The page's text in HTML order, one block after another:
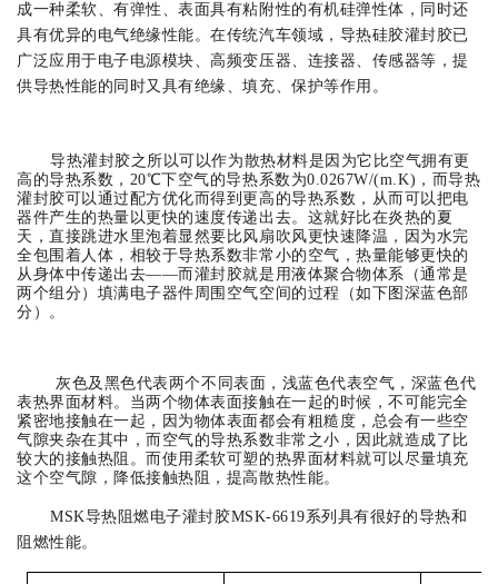
成一种柔软、有弹性、表面具有粘附性的有机硅弹性体，同时还
具有优异的电气绝缘性能。在传统汽车领域，导热硅胶灌封胶已
广泛应用于电子电源模块、高频变压器、连接器、传感器等，提
供导热性能的同时又具有绝缘、填充、保护等作用。
导热灌封胶之所以可以作为散热材料是因为它比空气拥有更
高的导热系数， 20℃下空气的导热系数为0.0267W/(m.K)，而导热
灌封胶可以通过配方优化而得到更高的导热系数，从而可以把电
器件产生的热量以更快的速度传递出去。这就好比在炎热的夏
天，直接跳进水里泡着显然要比风扇吹风更快速降温，因为水完
全包围着人体，相较于导热系数非常小的空气，热量能够更快的
从身体中传递出去——而灌封胶就是用液体聚合物体系（通常是
两个组分）填满电子器件周围空气空间的过程（如下图深蓝色部
分）。
灰色及黑色代表两个不同表面，浅蓝色代表空气，深蓝色代
表热界面材料。当两个物体表面接触在一起的时候，不可能完全
紧密地接触在一起，因为物体表面都会有粗糙度，总会有一些空
气隙夹杂在其中，而空气的导热系数非常之小，因此就造成了比
较大的接触热阻。而使用柔软可塑的热界面材料就可以尽量填充
这个空气隙，降低接触热阻，提高散热性能。
MSK导热阻燃电子灌封胶MSK-6619系列具有很好的导热和
阻燃性能。